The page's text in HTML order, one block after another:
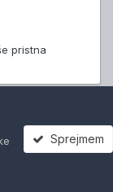
pristna
Sprejmem